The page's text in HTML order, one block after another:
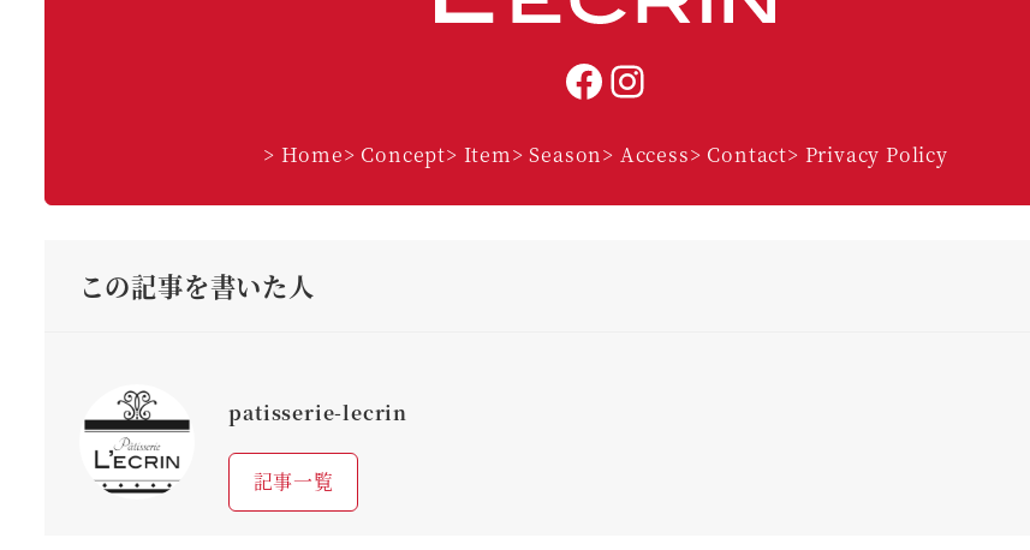
Facebook
Instagram
> Home> Concept> Item> Season> Access> Contact> Privacy Policy
この記事を書いた人
patisserie-lecrin
記事一覧